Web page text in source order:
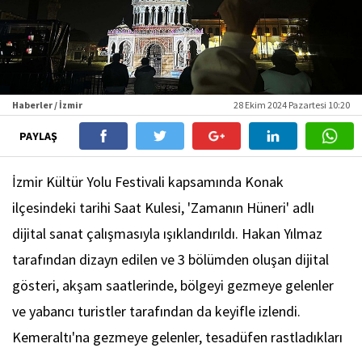
Haberler / İzmir 28 Ekim 2024 Pazartesi 10:20
PAYLAŞ
İzmir Kültür Yolu Festivali kapsamında Konak
ilçesindeki tarihi Saat Kulesi, 'Zamanın Hüneri' adlı
dijital sanat çalışmasıyla ışıklandırıldı. Hakan Yılmaz
tarafından dizayn edilen ve 3 bölümden oluşan dijital
gösteri, akşam saatlerinde, bölgeyi gezmeye gelenler
ve yabancı turistler tarafından da keyifle izlendi.
Kemeraltı'na gezmeye gelenler, tesadüfen rastladıkları